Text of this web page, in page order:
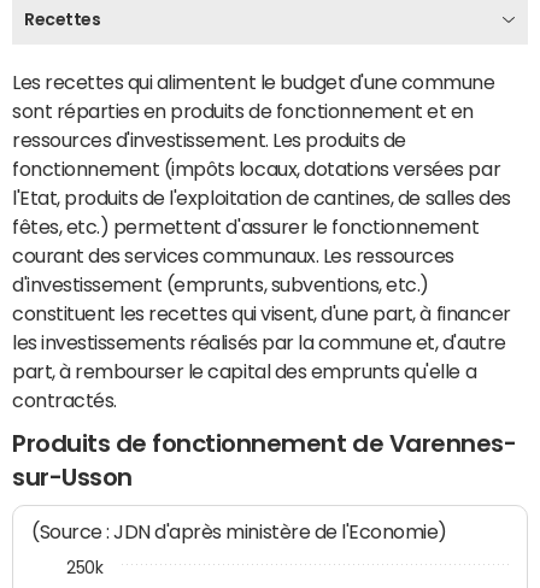
Recettes
Les recettes qui alimentent le budget d'une commune
sont réparties en produits de fonctionnement et en
ressources d'investissement. Les produits de
fonctionnement (impôts locaux, dotations versées par
l'Etat, produits de l'exploitation de cantines, de salles des
fêtes, etc.) permettent d'assurer le fonctionnement
courant des services communaux. Les ressources
d'investissement (emprunts, subventions, etc.)
constituent les recettes qui visent, d'une part, à financer
les investissements réalisés par la commune et, d'autre
part, à rembourser le capital des emprunts qu'elle a
contractés.
Produits de fonctionnement de Varennes-
sur-Usson
(Source : JDN d'après ministère de l'Economie)
250k